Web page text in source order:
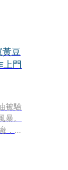
豆
上門
被驗
。
，追